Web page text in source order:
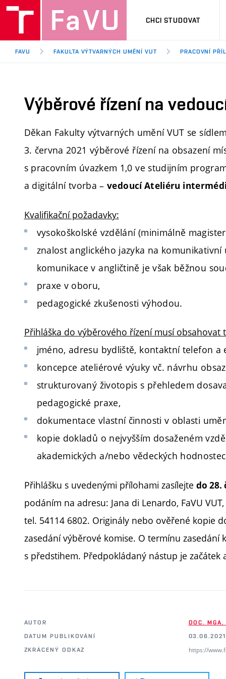
CHCI STUDOVAT
FAVU FAKULTA VÝTVARNÝCH UMĚNÍ VUT PRACOVNÍ
Výběrové řízení na
Děkan Fakulty výtvarných umění VUT se
3. června 2021 výběrové řízení na obsazení
s pracovním úvazkem 1,0 ve studijním
a digitální tvorba –vedoucí Ateliéru
Kvalifikační požadavky:
vysokoškolské vzdělání (minimálně
znalost anglického jazyka na
komunikace v angličtině je však běžnou
praxe v oboru,
pedagogické zkušenosti výhodou.
Přihláška do výběrového řízení musí obsahovat
jméno, adresu bydliště, kontaktní telefon a
koncepce ateliérové výuky vč. návrhu
strukturovaný životopis s přehledem
pedagogické praxe,
dokumentace vlastní činnosti v oblasti
kopie dokladů o nejvyšším dosaženém
akademických a/nebo vědeckých
Přihlášku s uvedenými přílohami zasílejte do 28.
podáním na adresu: Jana di Lenardo, FaVU
tel. 54114 6802. Originály nebo ověřené kopie
zasedání výběrové komise. O termínu
s předstihem. Předpokládaný nástup je začátek
AUTOR
DOC.
DATUM PUBLIKOVÁNÍ
ZKRÁCENÝ ODKAZ
https://